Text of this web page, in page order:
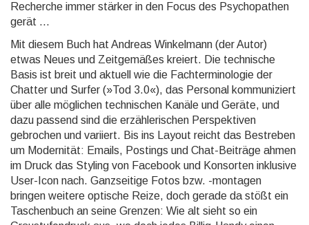
Recherche immer stärker in den Focus des Psy­chopathen
gerät ...
Mit diesem Buch hat Andreas Winkelmann (der Autor)
etwas Neues und Zeitgemäßes kreiert. Die techni­sche
Basis ist breit und aktuell wie die Fachterminologie der
Chatter und Surfer (»Tod 3.0«), das Personal kommuniziert
über alle möglichen technischen Kanäle und Geräte, und
dazu passend sind die erzähleri­schen Perspektiven
gebrochen und variiert. Bis ins Layout reicht das Bestreben
um Modernität: Emails, Postings und Chat-Beiträge ahmen
im Druck das Styling von Facebook und Konsorten inklusive
User-Icon nach. Ganzseitige Fotos bzw. -montagen
bringen weitere optische Reize, doch gerade da stößt ein
Ta­schen­buch an seine Grenzen: Wie alt sieht so ein